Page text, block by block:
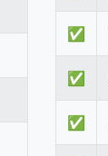
✅
✅
✅